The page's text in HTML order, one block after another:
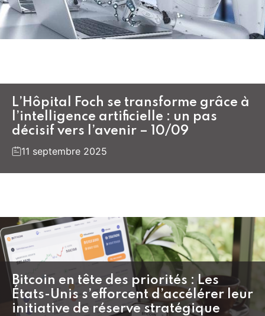
L’Hôpital Foch se transforme grâce à
l’intelligence artificielle : un pas
décisif vers l’avenir – 10/09
11 septembre 2025
Bitcoin en tête des priorités : Les
États-Unis s’efforcent d’accélérer leur
initiative de réserve stratégique